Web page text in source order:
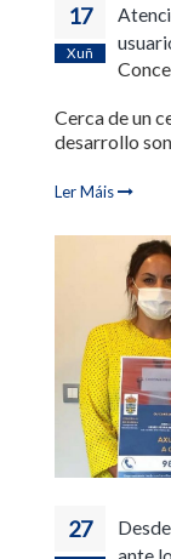
17
Xuñ
Cerca de un
desarrollo
Ler Máis
27